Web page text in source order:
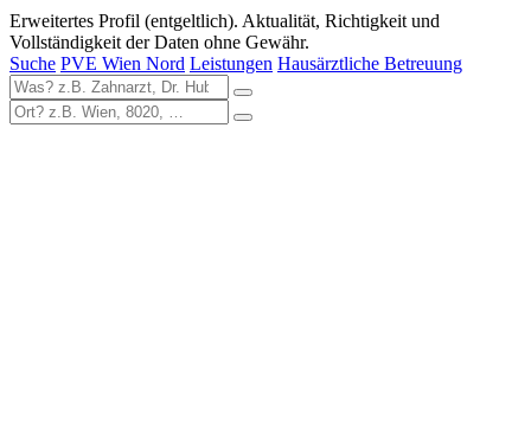
Erweitertes Profil (entgeltlich). Aktualität, Richtigkeit und
Vollständigkeit der Daten ohne Gewähr.
Suche PVE Wien Nord Leistungen Hausärztliche Betreuung